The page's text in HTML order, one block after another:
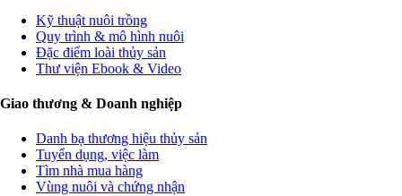
Kỹ thuật nuôi trồng
Quy trình & mô hình nuôi
Đặc điểm loài thủy sản
Thư viện Ebook & Video
Giao thương & Doanh nghiệp
Danh bạ thương hiệu thủy sản
Tuyển dụng, việc làm
Tìm nhà mua hàng
Vùng nuôi và chứng nhận